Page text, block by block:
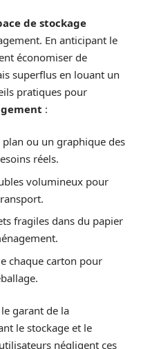
de stockage
En anticipant le
économiser de
superflus en louant un
pratiques pour
:
plan ou un graphique des
réels.
volumineux pour
fragiles dans du papier
chaque carton pour
garant de la
le stockage et le
négligent ces